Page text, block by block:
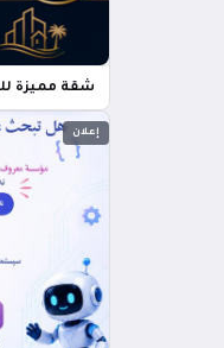
شقة مميزة
إعلان